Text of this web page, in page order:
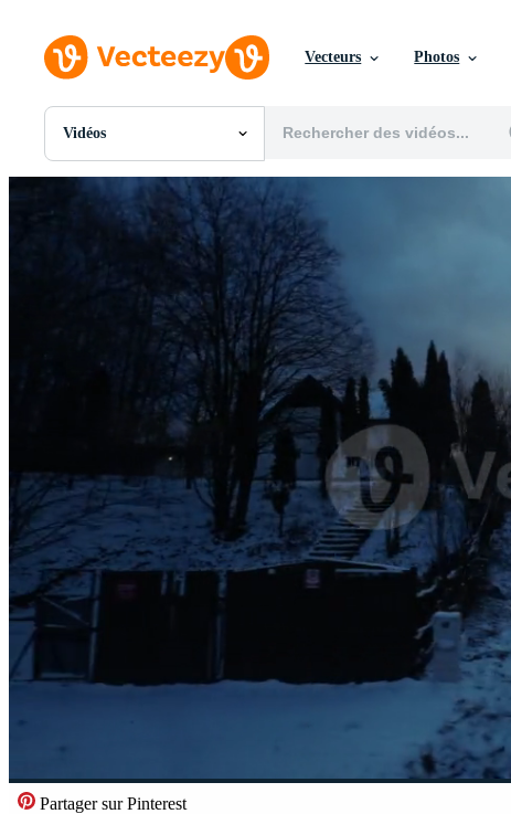
Vecteurs Photos
Vidéos
Toutes Images
Photos
Motion graphics
Images Éditoriales
Événements Éditoriaux
Partager sur Pinterest